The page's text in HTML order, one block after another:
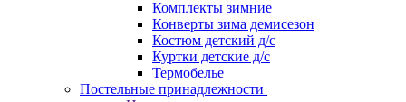
Комплекты зимние
Конверты зима демисезон
Костюм детский д/с
Куртки детские д/с
Термобелье
Постельные принадлежности